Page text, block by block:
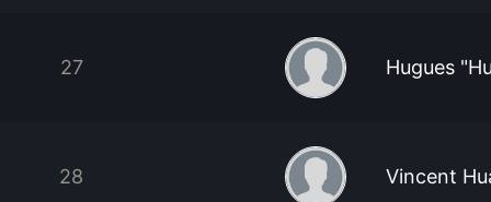
27 Hugues
28 Vincent